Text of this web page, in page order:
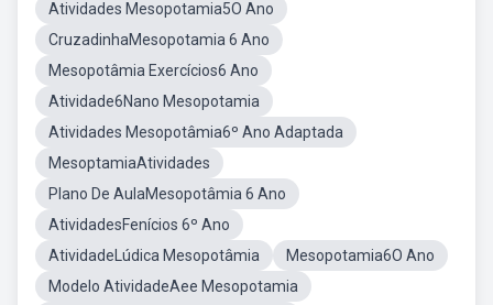
Atividades Mesopotamia5O Ano
CruzadinhaMesopotamia 6 Ano
Mesopotâmia Exercícios6 Ano
Atividade6Nano Mesopotamia
Atividades Mesopotâmia6º Ano Adaptada
MesoptamiaAtividades
Plano De AulaMesopotâmia 6 Ano
AtividadesFenícios 6º Ano
AtividadeLúdica Mesopotâmia
Mesopotamia6O Ano
Modelo AtividadeAee Mesopotamia